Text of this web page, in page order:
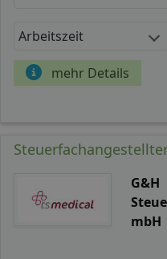
Arbeitszeit
mehr Details
G&H
mbH